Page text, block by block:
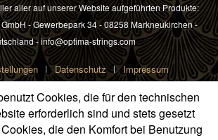
aller auf unserer Website aufgeführten Produkte:
- Gewerbepark 34 - 08258 Markneukirchen -
- info@optima-strings.com
Datenschutz Impressum
Cookies, die für den technischen
erforderlich sind und stets gesetzt
die den Komfort bei Benutzung